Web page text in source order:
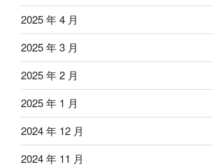
2025 年 4 月
2025 年 3 月
2025 年 2 月
2025 年 1 月
2024 年 12 月
2024 年 11 月